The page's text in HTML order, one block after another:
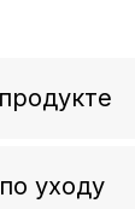
уходу